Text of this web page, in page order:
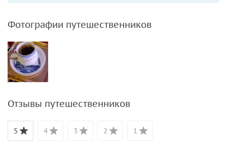
Фотографии путешественников
Отзывы путешественников
5 4 3 2 1